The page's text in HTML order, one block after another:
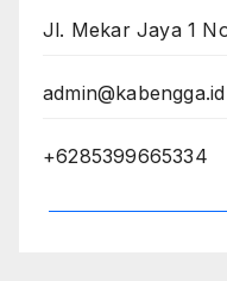
Jl. Mekar Jaya 1
admin@kabengga.id
+6285399665334